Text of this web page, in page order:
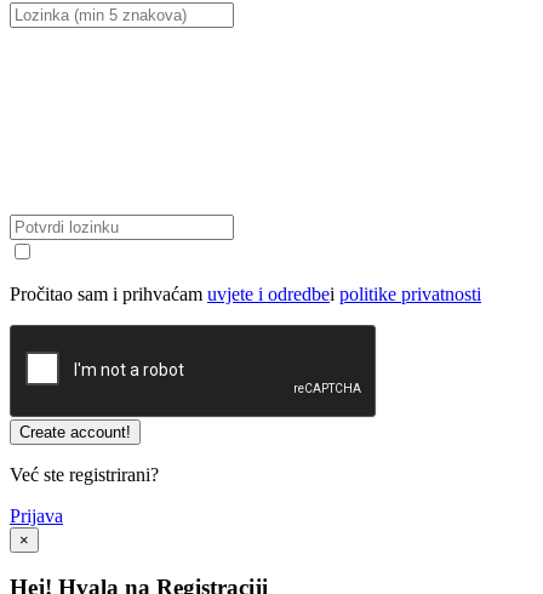
Pročitao sam i prihvaćam uvjete i odredbei politike privatnosti
Već ste registrirani?
Prijava
×
Hej! Hvala na Registraciji